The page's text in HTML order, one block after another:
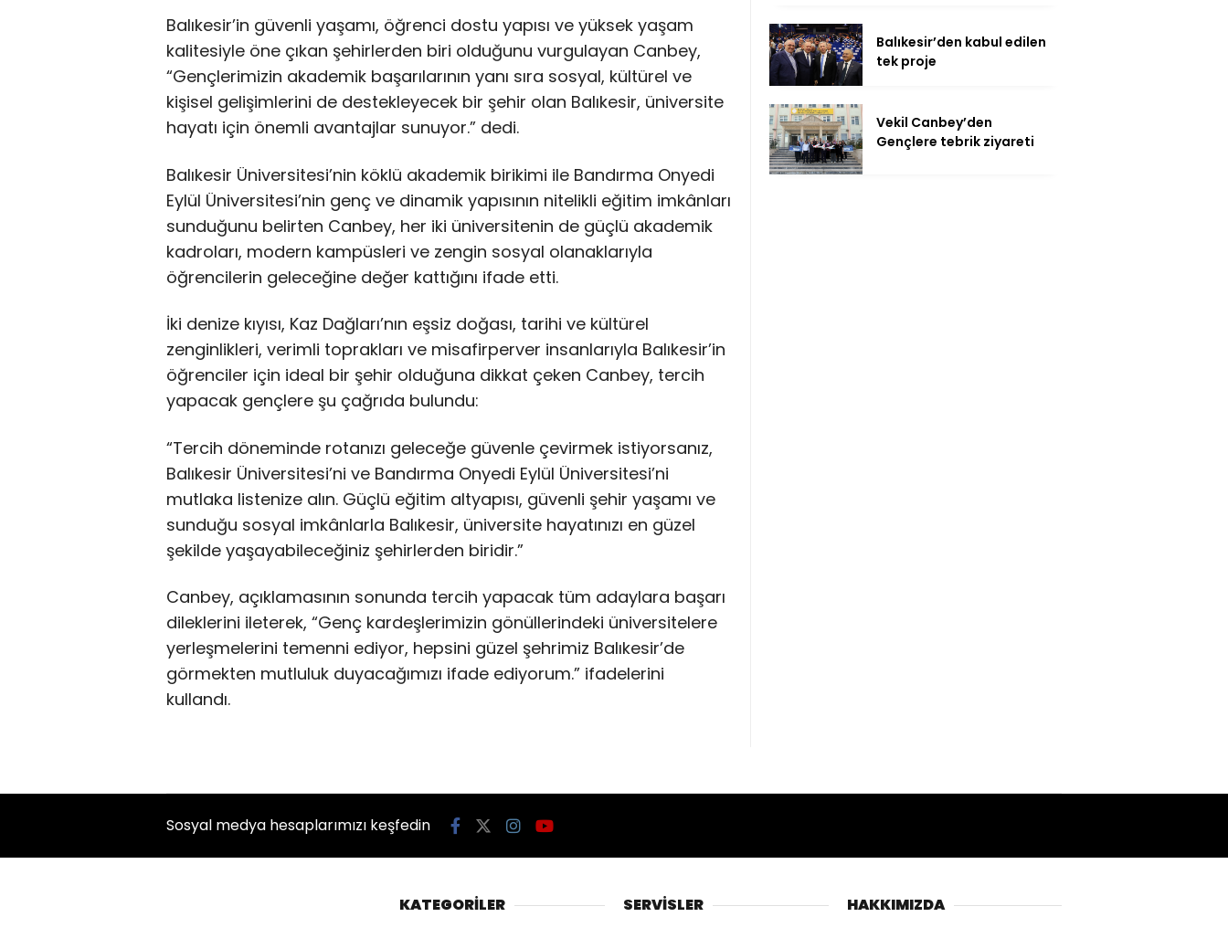
Balıkesir’in güvenli yaşamı, öğrenci dostu yapısı ve yüksek yaşam
kalitesiyle öne çıkan şehirlerden biri olduğunu vurgulayan Canbey,
“Gençlerimizin akademik başarılarının yanı sıra sosyal, kültürel ve
kişisel gelişimlerini de destekleyecek bir şehir olan Balıkesir, üniversite
hayatı için önemli avantajlar sunuyor.” dedi.
Balıkesir Üniversitesi’nin köklü akademik birikimi ile Bandırma Onyedi
Eylül Üniversitesi’nin genç ve dinamik yapısının nitelikli eğitim imkânları
sunduğunu belirten Canbey, her iki üniversitenin de güçlü akademik
kadroları, modern kampüsleri ve zengin sosyal olanaklarıyla
öğrencilerin geleceğine değer kattığını ifade etti.
İki denize kıyısı, Kaz Dağları’nın eşsiz doğası, tarihi ve kültürel
zenginlikleri, verimli toprakları ve misafirperver insanlarıyla Balıkesir’in
öğrenciler için ideal bir şehir olduğuna dikkat çeken Canbey, tercih
yapacak gençlere şu çağrıda bulundu:
“Tercih döneminde rotanızı geleceğe güvenle çevirmek istiyorsanız,
Balıkesir Üniversitesi’ni ve Bandırma Onyedi Eylül Üniversitesi’ni
mutlaka listenize alın. Güçlü eğitim altyapısı, güvenli şehir yaşamı ve
sunduğu sosyal imkânlarla Balıkesir, üniversite hayatınızı en güzel
şekilde yaşayabileceğiniz şehirlerden biridir.”
Canbey, açıklamasının sonunda tercih yapacak tüm adaylara başarı
dileklerini ileterek, “Genç kardeşlerimizin gönüllerindeki üniversitelere
yerleşmelerini temenni ediyor, hepsini güzel şehrimiz Balıkesir’de
görmekten mutluluk duyacağımızı ifade ediyorum.” ifadelerini
kullandı.
Balıkesir’den kabul edilen
tek proje
Vekil Canbey’den
Gençlere tebrik ziyareti
Sosyal medya hesaplarımızı keşfedin
KATEGORİLER SERVİSLER HAKKIMIZDA